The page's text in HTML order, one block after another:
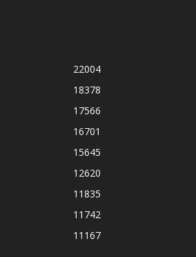
22004
18378
17566
16701
15645
12620
11835
11742
11167